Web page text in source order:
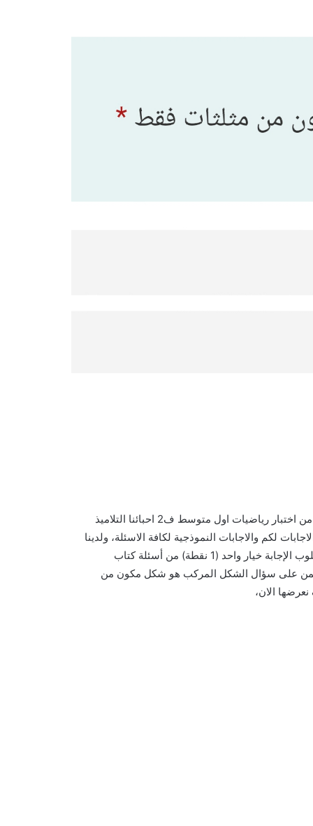
، سؤال من اختبار رياضيات اول متوسط ف2 احبائنا التلاميذ
لكم والاجابات النموذجية لكافة الاسئلة، ولدينا
اليوم حل سؤال الشكل المركب هو شكل مكون من مثلثات فقط مطلوب الإجابة خيار واحد (1 نقطة) من أسئلة كتاب
على سؤال الشكل المركب هو شكل مكون من
الان،